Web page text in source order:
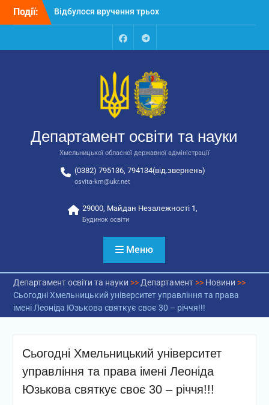
Перейти
Події:
Відбулося вручення трьох
автобусів для потреб
Відбулося засідання
освіти та науки обласної
державної адміністрації
Відбулась обласна
національно-патріотичне
виховання
FacebookTalegram
Департамент освіти та науки
Хмельницької обласної державної адміністрації
(0382) 795136, 794134(від.звернень)
osvita-km@ukr.net
29000, Майдан Незалежності 1,
Будинок освіти
Меню
Департамент освіти та науки >> Департамент>> Новини >>
Сьогодні Хмельницький університет управління та права
імені Леоніда Юзькова святкує своє 30 – річчя!!!
Сьогодні Хмельницький університет
управління та права імені Леоніда
Юзькова святкує своє 30 – річчя!!!